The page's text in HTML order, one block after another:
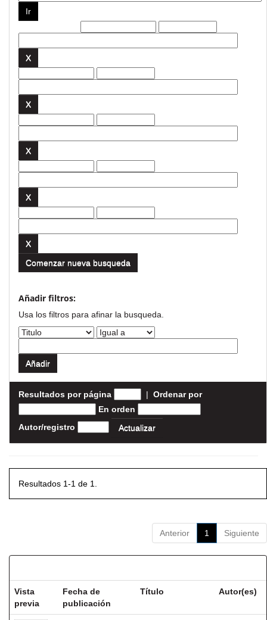
Comenzar nueva busqueda
Añadir filtros:
Usa los filtros para afinar la busqueda.
Resultados por página | Ordenar por
En orden
Autor/registro
Resultados 1-1 de 1.
Anterior 1 Siguiente
Vista
previa
Fecha de
publicación
Título Autor(es)